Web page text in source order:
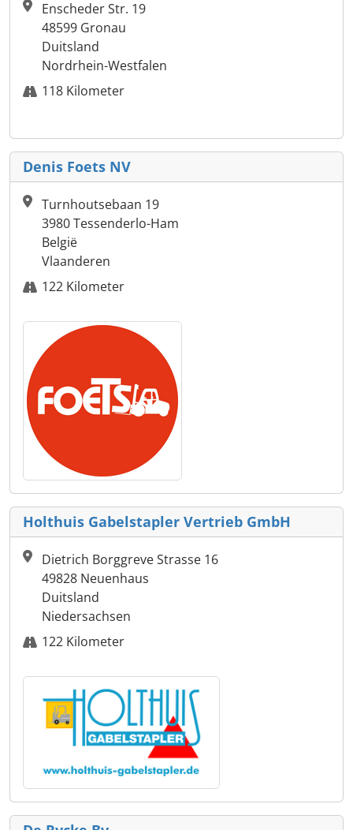
Enscheder Str. 19
48599 Gronau
Duitsland
Nordrhein-Westfalen
118 Kilometer
Denis Foets NV
Turnhoutsebaan 19
3980 Tessenderlo-Ham
België
Vlaanderen
122 Kilometer
Holthuis Gabelstapler Vertrieb GmbH
Dietrich Borggreve Strasse 16
49828 Neuenhaus
Duitsland
Niedersachsen
122 Kilometer